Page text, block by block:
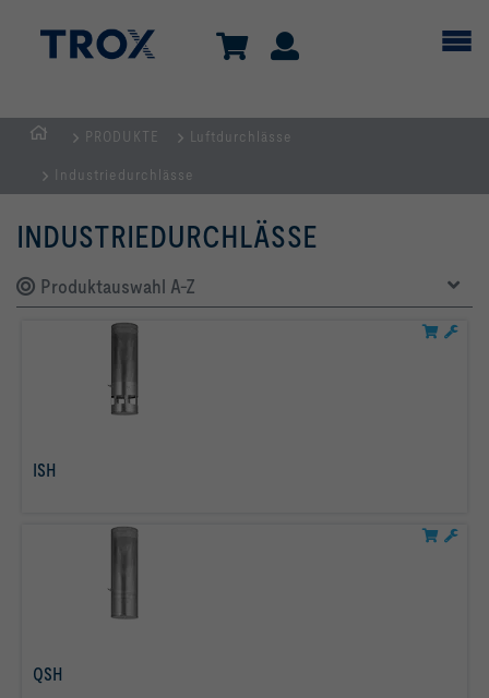
PRODUKTE Luftdurchlässe
Industriedurchlässe
INDUSTRIEDURCHLÄSSE
Produktauswahl A-Z
ISH
QSH